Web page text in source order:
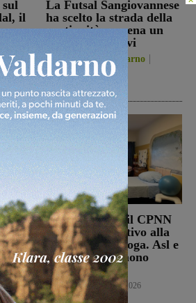
sul
il
La Futsal Sangiovannese
ha scelto la strada della
continuità, appena un
paio i volti nuovi
San Giovanni Valdarno
6 Agosto 2026
di
se
Punto nascita: il CPNN
dà parere negativo alla
richiesta di deroga. Asl e
Regione esprimono
disappunto
Cronaca 6 Agosto 2026